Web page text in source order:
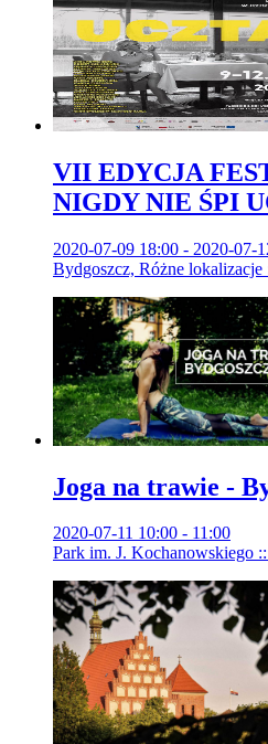
VII EDYCJA
NIGDY NIE ŚPI
2020-07-09 18:00 - 2020-07-
Bydgoszcz, Różne lokalizacje
Joga na trawie -
2020-07-11 10:00 - 11:00
Park im. J. Kochanowskiego